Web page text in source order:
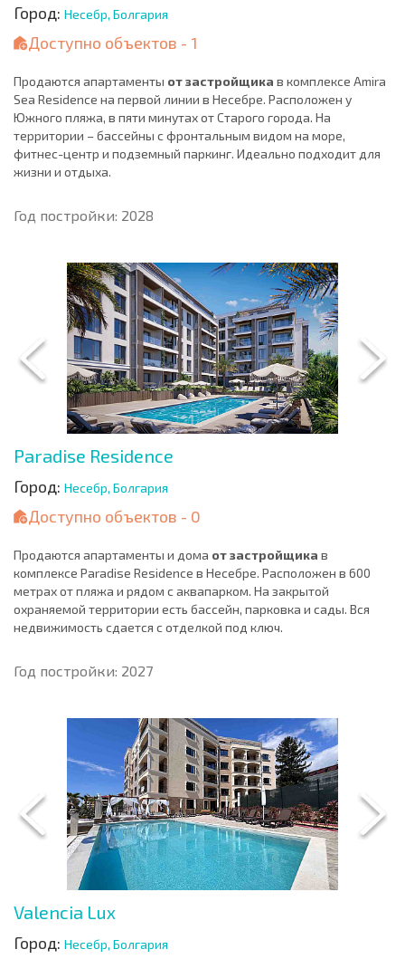
Город: Несебр, Болгария
Доступно объектов - 1
Продаются апартаменты от застройщика в комплексе Amira
Sea Residence на первой линии в Несебре. Расположен у
Южного пляжа, в пяти минутах от Старого города. На
территории – бассейны с фронтальным видом на море,
фитнес-центр и подземный паркинг. Идеально подходит для
жизни и отдыха.
Год постройки: 2028
Paradise Residence
Город: Несебр, Болгария
Доступно объектов - 0
Продаются апартаменты и дома от застройщика в
комплексе Paradise Residence в Несебре. Расположен в 600
метрах от пляжа и рядом с аквапарком. На закрытой
охраняемой территории есть бассейн, парковка и сады. Вся
недвижимость сдается с отделкой под ключ.
Год постройки: 2027
Valencia Lux
Город: Несебр, Болгария